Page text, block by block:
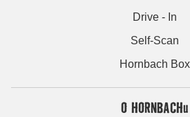
Drive - In
Self-Scan
Hornbach Box
O HORNBACHu